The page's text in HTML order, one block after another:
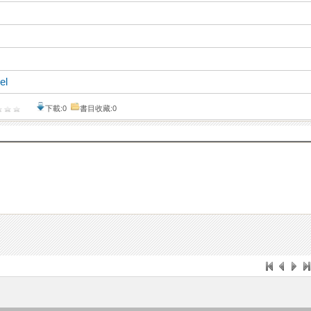
下載:0 書目收藏:0